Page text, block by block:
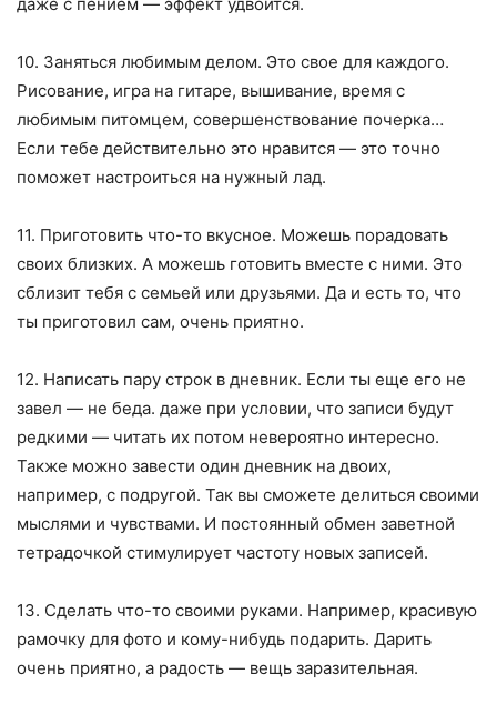
даже с пением — эффект удвоится.
10. Заняться любимым делом. Это свое для каждого.
Рисование, игра на гитаре, вышивание, время с
любимым питомцем, совершенствование почерка…
Если тебе действительно это нравится — это точно
поможет настроиться на нужный лад.
11. Приготовить что-то вкусное. Можешь порадовать
своих близких. А можешь готовить вместе с ними. Это
сблизит тебя с семьей или друзьями. Да и есть то, что
ты приготовил сам, очень приятно.
12. Написать пару строк в дневник. Если ты еще его не
завел — не беда. даже при условии, что записи будут
редкими — читать их потом невероятно интересно.
Также можно завести один дневник на двоих,
например, с подругой. Так вы сможете делиться своими
мыслями и чувствами. И постоянный обмен заветной
тетрадочкой стимулирует частоту новых записей.
13. Сделать что-то своими руками. Например, красивую
рамочку для фото и кому-нибудь подарить. Дарить
очень приятно, а радость — вещь заразительная.